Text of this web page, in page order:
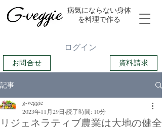
​病気にならない身体
を料理で作る
お問合せ
ログイン
資料請求
記事
リジェネラティブ農業は大地の健全
g-veggie
2023年11月29日 読了時間: 10分